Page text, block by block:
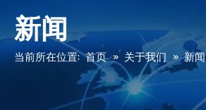
新闻
当前所在位置: 首页 » 关于我们 » 新闻